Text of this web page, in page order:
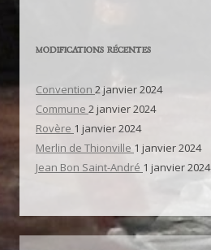
MODIFICATIONS RÉCENTES
Convention 2 janvier 2024
Commune 2 janvier 2024
Rovère 1 janvier 2024
Merlin de Thionville 1 janvier 2024
Jean Bon Saint-André 1 janvier 2024